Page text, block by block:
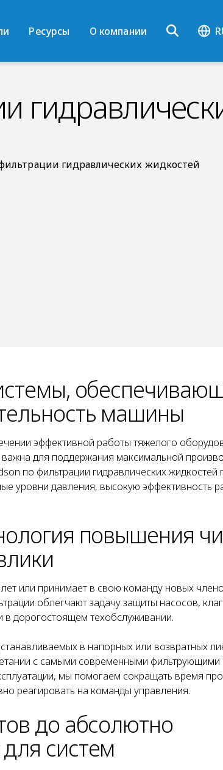
Ресурсы О компании
гидравлических жидкостей
машины
эффективной работы тяжелого
для поддержания максимальной
по фильтрации гидравлических жидкостей
уровни давления, высокую эффективность
повышения
или принимает в свою команду новых
облегчают задачу защиты насосов,
дорогостоящем техобслуживании.
в напорных или возвратных
с самыми современными фильтрующими
мы помогаем сокращать время
реагировать на команды управления.
до абсолютно
систем